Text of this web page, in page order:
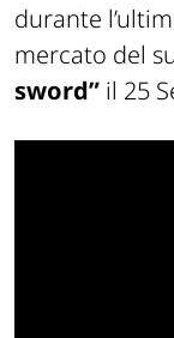
durante
mercato del
sword” il 25